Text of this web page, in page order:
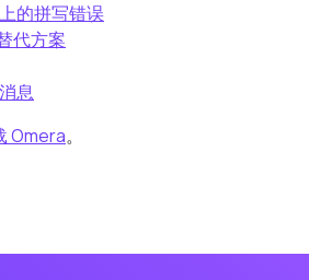
的拼写错误
代方案
息
Omera。